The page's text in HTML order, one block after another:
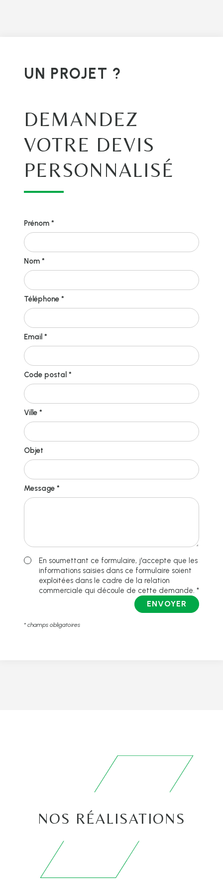
UN PROJET ?
DEMANDEZ
VOTRE DEVIS
PERSONNALISÉ
Prénom *
Nom *
Téléphone *
Email *
Code postal *
Ville *
Objet
Message *
En soumettant ce formulaire, j'accepte que les
informations saisies dans ce formulaire soient
exploitées dans le cadre de la relation
commerciale qui découle de cette demande. *
ENVOYER
* champs obligatoires
NOS RÉALISATIONS